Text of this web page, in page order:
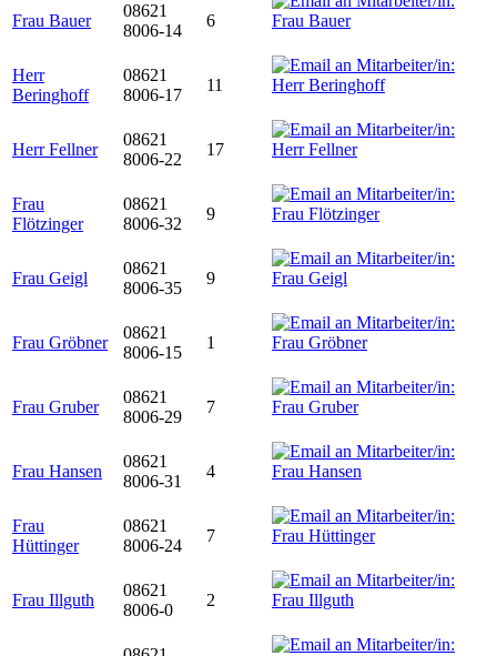
Frau Bauer
08621
8006-14
6
Herr
Beringhoff
08621
8006-17
11
Herr Fellner
08621
8006-22
17
Frau
Flötzinger
08621
8006-32
9
Frau Geigl
08621
8006-35
9
Frau Gröbner
08621
8006-15
1
Frau Gruber
08621
8006-29
7
Frau Hansen
08621
8006-31
4
Frau
Hüttinger
08621
8006-24
7
Frau Illguth
08621
8006-0
2